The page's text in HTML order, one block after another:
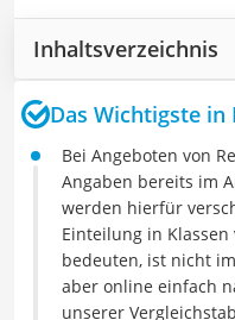
Inhaltsverzeichnis
Das Wichtigste in
Bei Angeboten von
Angaben bereits im
werden hierfür
Einteilung in
bedeuten, ist nicht
aber online einfach
unserer